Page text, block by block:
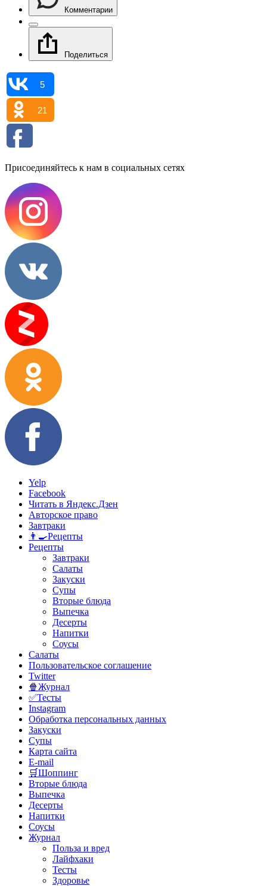
Комментарии
Поделиться
5
21
Присоединяйтесь к нам в социальных сетях
Yelp
Facebook
Читать в Яндекс.Дзен
Авторское право
Завтраки
👨‍🍳Рецепты
Рецепты
Завтраки
Салаты
Закуски
Супы
Вторые блюда
Выпечка
Десерты
Напитки
Соусы
Салаты
Пользовательское соглашение
Twitter
🍿Журнал
✅Тесты
Instagram
Обработка персональных данных
Закуски
Супы
Карта сайта
E-mail
🛒Шоппинг
Вторые блюда
Выпечка
Десерты
Напитки
Соусы
Журнал
Польза и вред
Лайфхаки
Тесты
Здоровье